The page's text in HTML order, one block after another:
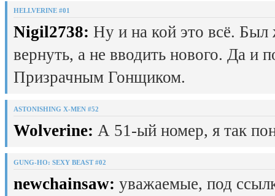
HELLVERINE #01
Nigil2738: Ну и на кой это всё.
вернуть, а не вводить нового. Да и
Призрачным Гонщиком.
ASTONISHING X-MEN #52
Wolverine: А 51-ый номер, я так
GUNG-HO: SEXY BEAST #02
newchainsaw: уважаемые, под